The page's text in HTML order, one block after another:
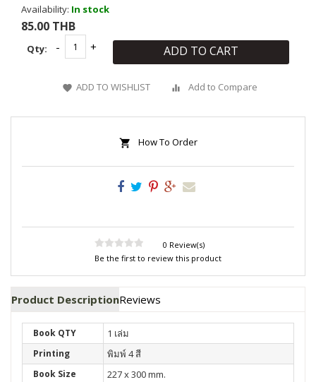
Availability: In stock
85.00 THB
Qty: ADD TO CART
ADD TO WISHLIST Add to Compare
How To Order
0 Review(s)
Be the first to review this product
Product DescriptionReviews
Book QTY 1 เล่ม
Printing พิมพ์ 4 สี
Book Size 227 x 300 mm.